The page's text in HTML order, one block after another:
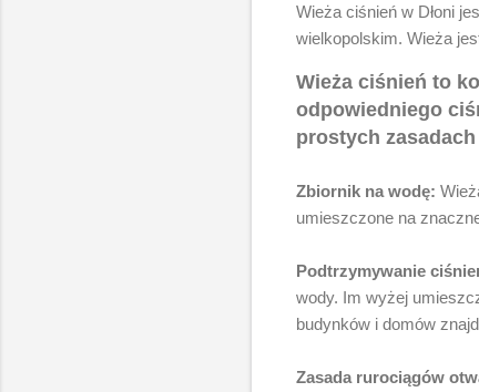
Wieża ciśnień w Dłoni
wielkopolskim. Wieża
Wieża ciśnień to
odpowiedniego
prostych
Zbiornik na wodę:
umieszczone na
Podtrzymywanie
wody. Im wyżej
budynków i domów
Zasada rurociągów